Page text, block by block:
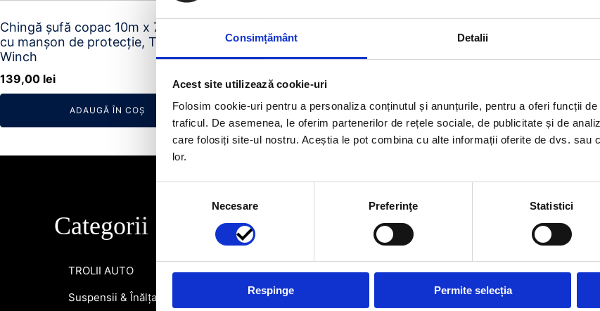
Consimțământ Detalii
Acest site utilizează cookie-uri
Folosim cookie-uri pentru a personaliza conținutul și anunțurile, pentru a oferi funcții
traficul. De asemenea, le oferim partenerilor de rețele sociale, de publicitate și de
care folosiți site-ul nostru. Aceștia le pot combina cu alte informații oferite de dvs. sau
lor.
consimțământului
Necesare Preferinţe Statistici
Respinge Permite selecția
Chingă șufă copac 10m x 75mm, 2T
cu manșon de protecție, Titanium
Winch
139,00 lei
ADAUGĂ ÎN COȘ
Categorii
TROLII AUTO
Suspensii & Înălțare
Informatii utile
Informatii Livrare
Garantie si Retur
Link-uri
Retragere din